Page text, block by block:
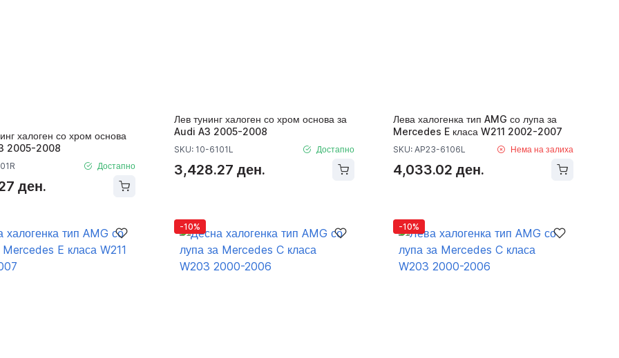
халоген со хром основа
2005-2008
Достапно
ден.
Лев тунинг халоген со хром основа за
Audi A3 2005-2008
SKU: 10-6101L Достапно
3,428.27 ден.
Лева халогенка тип AMG со лупа за
Mercedes E класа W211 2002-2007
SKU: AP23-6106L Нема на залиха
4,033.02 ден.
-10% -10%